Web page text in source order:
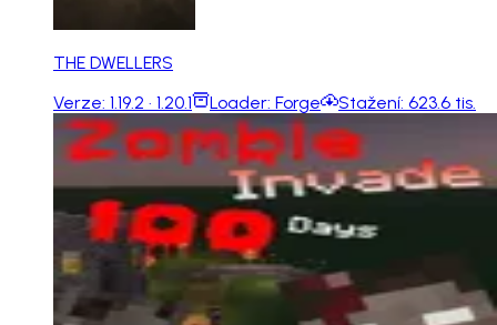
THE DWELLERS
Verze: 1.19.2 · 1.20.1 Loader: Forge Stažení: 623.6 tis.